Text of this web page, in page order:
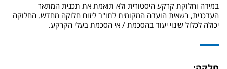
במידה וחלוקת קרקע היסטורית ולא תואמת את תכנית המתאר
העדכנית, רשאית הועדה המקומית לתו"ב ליזום חלוקה מחדש. החלוקה
יכולה לכלול שינוי יעוד בהסכמת / אי הסכמת בעלי הקרקע.